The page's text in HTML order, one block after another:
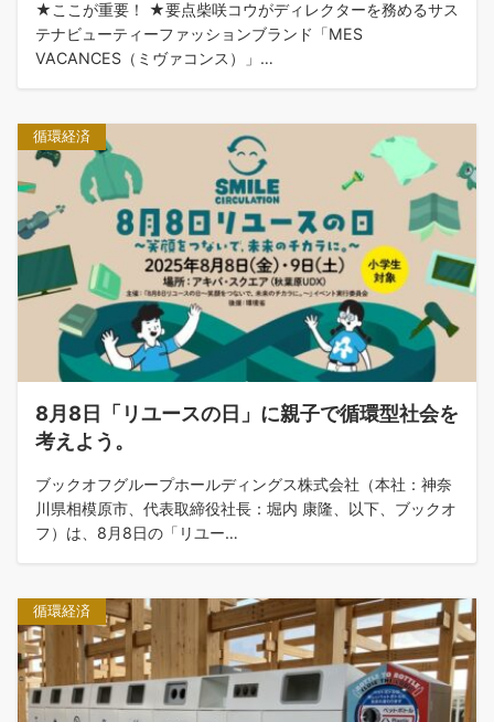
★ここが重要！ ★要点柴咲コウがディレクターを務めるサス
テナビューティーファッションブランド「MES
VACANCES（ミヴァコンス）」…
循環経済
8月8日「リユースの日」に親子で循環型社会を
考えよう。
ブックオフグループホールディングス株式会社（本社：神奈
川県相模原市、代表取締役社長：堀内 康隆、以下、ブックオ
フ）は、8月8日の「リユー…
循環経済